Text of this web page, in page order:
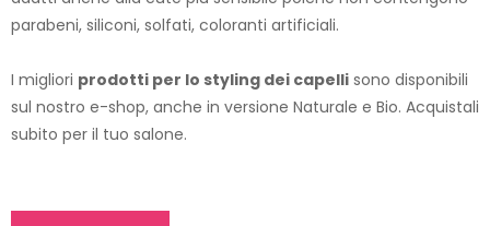
parabeni, siliconi, solfati, coloranti artificiali.
I migliori prodotti per lo styling dei capelli sono disponibili
sul nostro e-shop, anche in versione Naturale e Bio. Acquistali
subito per il tuo salone.